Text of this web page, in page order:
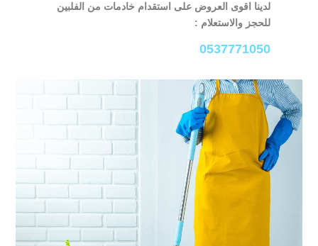
لدينا اقوى العروض على استقدام خادمات من الفلبين
للحجز والاستعلام :
0537771050